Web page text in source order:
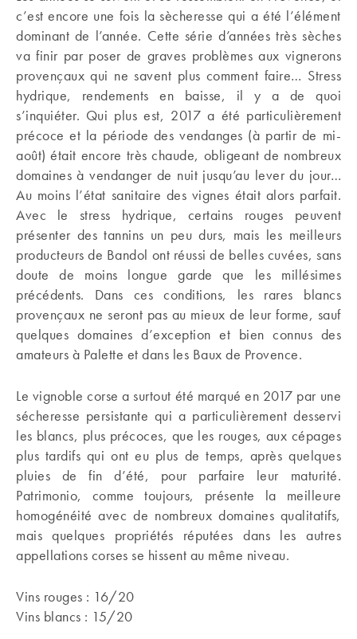
c’est encore une fois la sècheresse qui a été l’élément
dominant de l’année. Cette série d’années très sèches
va finir par poser de graves problèmes aux vignerons
provençaux qui ne savent plus comment faire… Stress
hydrique, rendements en baisse, il y a de quoi
s’inquiéter. Qui plus est, 2017 a été particulièrement
précoce et la période des vendanges (à partir de mi-
août) était encore très chaude, obligeant de nombreux
domaines à vendanger de nuit jusqu’au lever du jour…
Au moins l’état sanitaire des vignes était alors parfait.
Avec le stress hydrique, certains rouges peuvent
présenter des tannins un peu durs, mais les meilleurs
producteurs de Bandol ont réussi de belles cuvées, sans
doute de moins longue garde que les millésimes
précédents. Dans ces conditions, les rares blancs
provençaux ne seront pas au mieux de leur forme, sauf
quelques domaines d’exception et bien connus des
amateurs à Palette et dans les Baux de Provence.
Le vignoble corse a surtout été marqué en 2017 par une
sécheresse persistante qui a particulièrement desservi
les blancs, plus précoces, que les rouges, aux cépages
plus tardifs qui ont eu plus de temps, après quelques
pluies de fin d’été, pour parfaire leur maturité.
Patrimonio, comme toujours, présente la meilleure
homogénéité avec de nombreux domaines qualitatifs,
mais quelques propriétés réputées dans les autres
appellations corses se hissent au même niveau.
Vins rouges : 16/20
Vins blancs : 15/20